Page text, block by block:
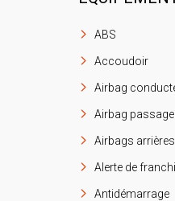
ABS
Accoudoir
Airbag
Airbag
Airbags arrières
Alerte de
Antidémarrage